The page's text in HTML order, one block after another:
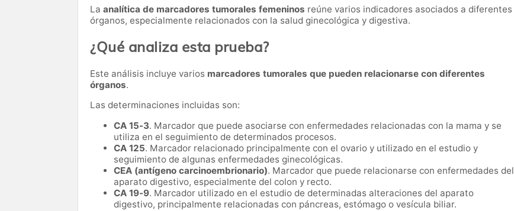
La analítica de marcadores tumorales femeninos reúne varios indicadores asociados a diferentes
órganos, especialmente relacionados con la salud ginecológica y digestiva.
¿Qué analiza esta prueba?
Este análisis incluye varios marcadores tumorales que pueden relacionarse con diferentes
órganos.
Las determinaciones incluidas son:
CA 15-3. Marcador que puede asociarse con enfermedades relacionadas con la mama y se
utiliza en el seguimiento de determinados procesos.
CA 125. Marcador relacionado principalmente con el ovario y utilizado en el estudio y
seguimiento de algunas enfermedades ginecológicas.
CEA (antígeno carcinoembrionario). Marcador que puede relacionarse con enfermedades del
aparato digestivo, especialmente del colon y recto.
CA 19-9. Marcador utilizado en el estudio de determinadas alteraciones del aparato
digestivo, principalmente relacionadas con páncreas, estómago o vesícula biliar.